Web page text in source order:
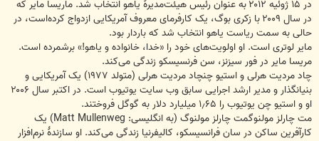
در ۱۵ ژوئیه ۲۰۱۲ به عنوان رئیس هیئت‌مدیرهٔ یاهو انتخاب شد. ماریسا مایر که
در سال ۲۰۰۹ با زکری بوگ، یک کارفرمای معروف آمریکایی ازدواج کرده‌است، در
حالی به سمت ریاست یاهو انتخاب شد که باردار بود.
مایر لوتری است. او اولویت‌های خود را «خدا، خانواده و یاهو!» برشمرده است.
مریسا مایر در فور سیزنز، سن فرنسیسکو زندگی می‌کند.
چاد مردیت هرلی و استیو چنچاد مردیت هرلی (متولد ۱۹۷۷) یک آمریکایی و
بنیانگذار و مدیر ارشد اجرایی سابق وب سایت یوتیوب است. در اکتبر سال ۲۰۰۶
او و استیو چن یوتیوب را ۱٫۶۵ میلیارد دلار به گوگل فروختند.
مت چارلز مولنوگمت چارلز مولنوگ (به انگلیسی: Matt Mullenweg) یک
کارآفرین ساکن در سان فرانسیسکو، کالیفرنیا زندگی می‌کند. او سازندهٔ نرم‌افزار